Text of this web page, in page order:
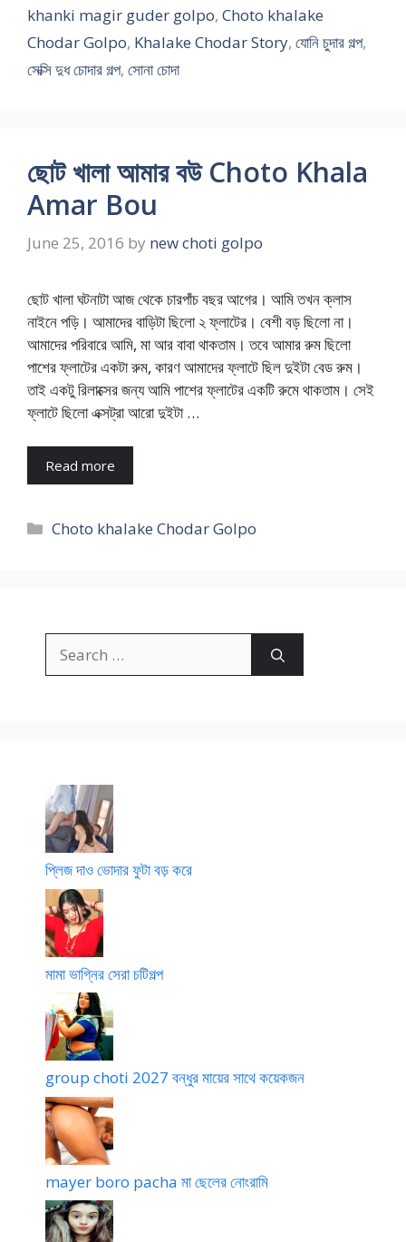
khanki magir guder golpo, Choto khalake
Chodar Golpo, Khalake Chodar Story, যোনি চুদার গল্প,
সেক্সি দুধ চোদার গল্প, সোনা চোদা
ছোট খালা আমার বউ Choto Khala
Amar Bou
June 25, 2016 by new choti golpo
ছোট খালা ঘটনাটা আজ থেকে চারপাঁচ বছর আগের। আমি তখন ক্লাস
নাইনে পড়ি। আমাদের বাড়িটা ছিলো ২ ফ্লাটের। বেশী বড় ছিলো না।
আমাদের পরিবারে আমি, মা আর বাবা থাকতাম। তবে আমার রুম ছিলো
পাশের ফ্লাটের একটা রুম, কারণ আমাদের ফ্লাটে ছিল দুইটা বেড রুম।
তাই একটু রিলাক্সের জন্য আমি পাশের ফ্লাটের একটি রুমে থাকতাম। সেই
ফ্লাটে ছিলো এক্সট্রা আরো দুইটা …
Read more
Categories
Choto khalake Chodar Golpo
for:
প্লিজ দাও ভোদার ফুটা বড় করে
মামা ভাগ্নির সেরা চটিগল্প
group choti 2027 বন্ধুর মায়ের সাথে কয়েকজন
mayer boro pacha মা ছেলের নোংরামি